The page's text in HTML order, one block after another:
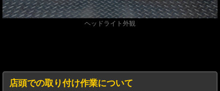
ヘッドライト外観
店頭での取り付け作業について